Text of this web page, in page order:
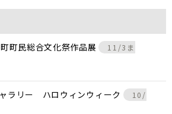
町民総合文化祭作品展
11/3ま
ラリー ハロウィンウィーク
10/